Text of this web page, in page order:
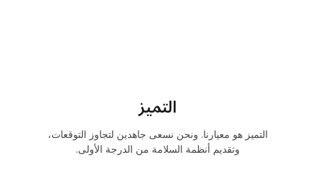
التميز
التميز هو معيارنا. ونحن نسعى جاهدين لتجاوز التوقعات،
وتقديم أنظمة السلامة من الدرجة الأولى.